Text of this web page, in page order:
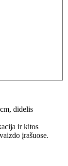
didelis
ir kitos
įrašuose.